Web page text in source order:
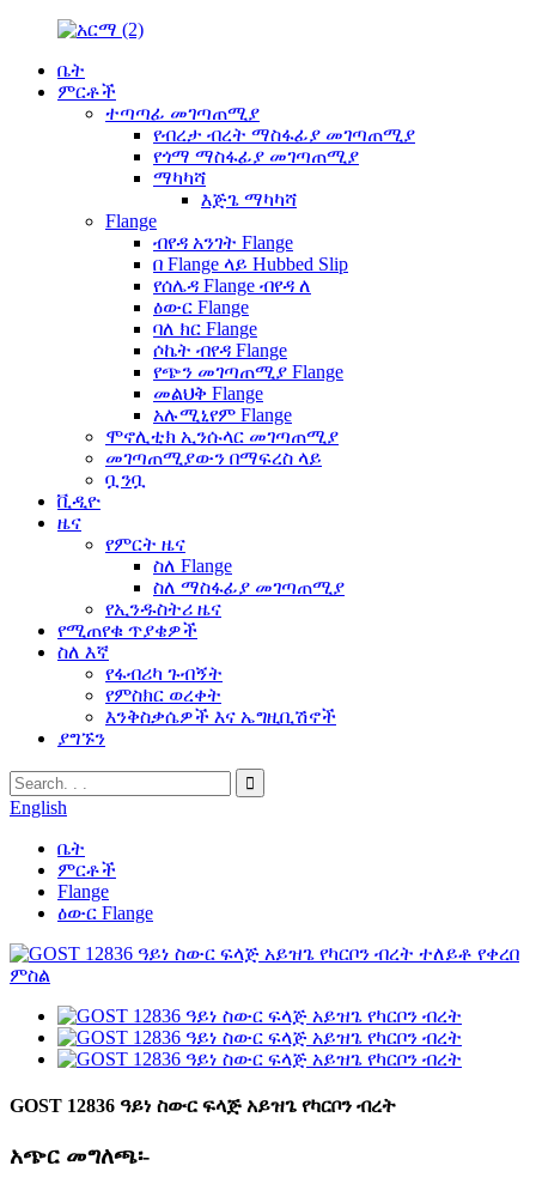
ቤት
ምርቶች
ተጣጣፊ መገጣጠሚያ
የብረታ ብረት ማስፋፊያ መገጣጠሚያ
የጎማ ማስፋፊያ መገጣጠሚያ
ማካካሻ
እጅጌ ማካካሻ
Flange
ብየዳ አንገት Flange
በ Flange ላይ Hubbed Slip
የሰሌዳ Flange ብየዳ ለ
ዕውር Flange
ባለ ክር Flange
ሶኬት ብየዳ Flange
የጭን መገጣጠሚያ Flange
መልህቅ Flange
አሉሚኒየም Flange
ሞኖሊቲክ ኢንሱላር መገጣጠሚያ
መገጣጠሚያውን በማፍረስ ላይ
ቧንቧ
ቪዲዮ
ዜና
የምርት ዜና
ስለ Flange
ስለ ማስፋፊያ መገጣጠሚያ
የኢንዱስትሪ ዜና
የሚጠየቁ ጥያቄዎች
ስለ እኛ
የፋብሪካ ጉብኝት
የምስክር ወረቀት
እንቅስቃሴዎች እና ኤግዚቢሽኖች
ያግኙን
English
ቤት
ምርቶች
Flange
ዕውር Flange
GOST 12836 ዓይነ ስውር ፍላጅ አይዝጌ የካርቦን ብረት
አጭር መግለጫ፡-